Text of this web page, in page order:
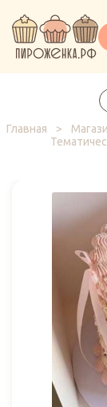
ГлавнаяКаталог
Главная
>